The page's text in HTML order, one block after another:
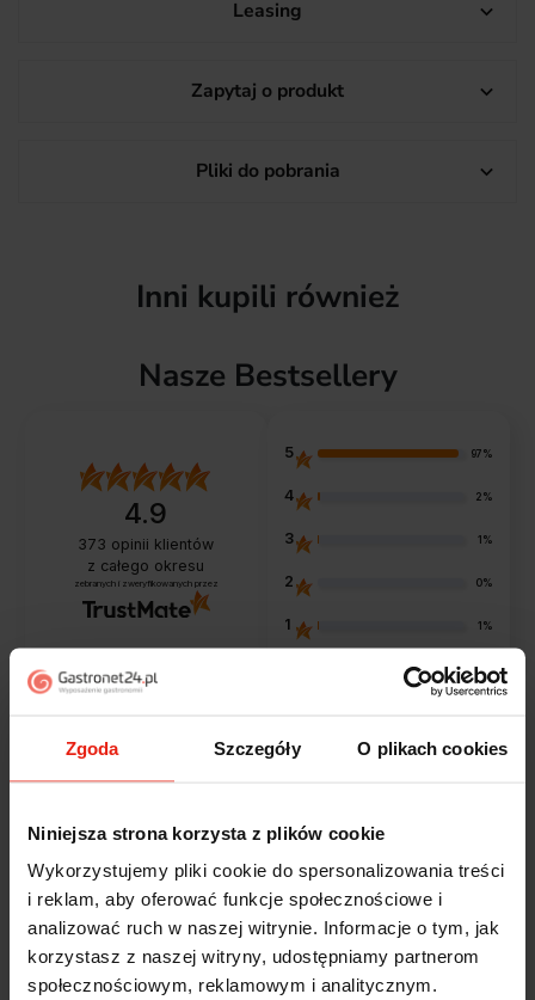
Zgoda Szczegóły O plikach cookies
Niniejsza strona korzysta z plików cookie
Wykorzystujemy pliki cookie do spersonalizowania treści
i reklam, aby oferować funkcje społecznościowe i
analizować ruch w naszej witrynie. Informacje o tym, jak
korzystasz z naszej witryny, udostępniamy partnerom
społecznościowym, reklamowym i analitycznym.
Leasing 
Zapytaj o produkt 
Pliki do pobrania 
Inni kupili również
Nasze Bestsellery
4.9
373 opinii klientów
z całego okresu
zebranych i zweryfikowanych przez
5 97%
4 2%
3 1%
2 0%
1 1%
Opinie klientów
Marcin zweryfikowano
5
Polecam szybko sprawnie dobrze zapakowane
Zostałem świetnie obsłużony. Brawa dla pracowników.